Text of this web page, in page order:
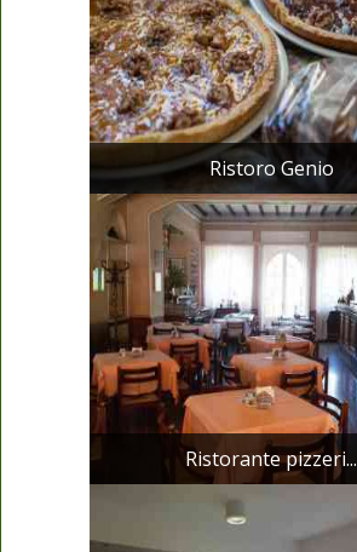
Ristoro Genio
Ristorante pizzeri...